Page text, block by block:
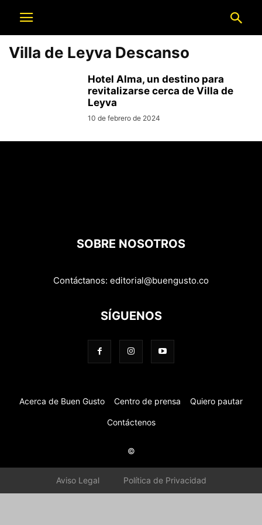
Villa de Leyva Descanso
Hotel Alma, un destino para
revitalizarse cerca de Villa de
Leyva
10 de febrero de 2024
SOBRE NOSOTROS
Contáctanos: editorial@buengusto.co
SÍGUENOS
Acerca de Buen Gusto Centro de prensa Quiero pautar
Contáctenos
©
Aviso Legal Política de Privacidad